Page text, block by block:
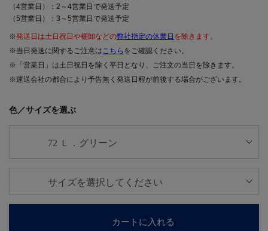
（4営業日）：2～4営業日で発送予定
（5営業日）：3～5営業日で発送予定
※発送日は土日祝日や棚卸などの弊社指定の休業日 を除きます。
※当日発送に関するご注意は こちら をご確認ください。
※「営業日」は土日祝日を除く平日となり、ご注文の当日を除きます。
※運送会社の都合により予告無く発送日程が前後する場合がございます。
色／サイズを選ぶ
カートに入れる